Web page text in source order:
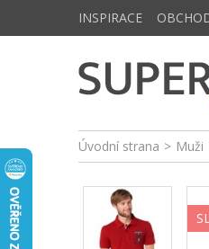
Úvodní strana > Muži
INSPIRACE